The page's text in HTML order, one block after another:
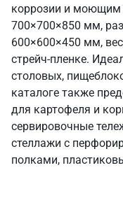
коррозии и моющим
700×700×850 мм,
600×600×450 мм,
стрейч-пленке.
столовых,
каталоге также
для картофеля и
сервировочные
стеллажи с
полками,